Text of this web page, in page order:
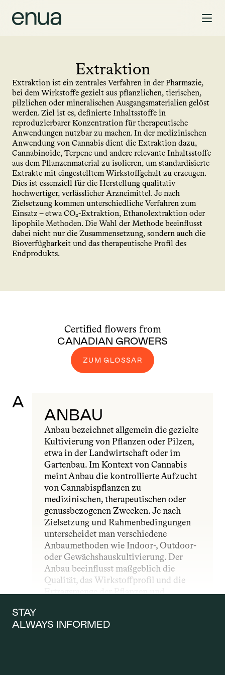
Extraktion
Extraktion ist ein zentrales Verfahren in der Pharmazie,
bei dem Wirkstoffe gezielt aus pflanzlichen, tierischen,
pilzlichen oder mineralischen Ausgangsmaterialien gelöst
werden. Ziel ist es, definierte Inhaltsstoffe in
reproduzierbarer Konzentration für therapeutische
Anwendungen nutzbar zu machen. In der medizinischen
Anwendung von Cannabis dient die Extraktion dazu,
Cannabinoide, Terpene und andere relevante Inhaltsstoffe
aus dem Pflanzenmaterial zu isolieren, um standardisierte
Extrakte mit eingestelltem Wirkstoffgehalt zu erzeugen.
Dies ist essenziell für die Herstellung qualitativ
hochwertiger, verlässlicher Arzneimittel. Je nach
Zielsetzung kommen unterschiedliche Verfahren zum
Einsatz – etwa CO₂-Extraktion, Ethanolextraktion oder
lipophile Methoden. Die Wahl der Methode beeinflusst
dabei nicht nur die Zusammensetzung, sondern auch die
Bioverfügbarkeit und das therapeutische Profil des
Endprodukts.
Certified flowers from
CANADIAN GROWERS
ZUM GLOSSAR
A
ANBAU
Anbau bezeichnet allgemein die gezielte
Kultivierung von Pflanzen oder Pilzen,
etwa in der Landwirtschaft oder im
Gartenbau. Im Kontext von Cannabis
meint Anbau die kontrollierte Aufzucht
von Cannabispflanzen zu
medizinischen, therapeutischen oder
genussbezogenen Zwecken. Je nach
Zielsetzung und Rahmenbedingungen
unterscheidet man verschiedene
Anbaumethoden wie Indoor-, Outdoor-
oder Gewächshauskultivierung. Der
Anbau beeinflusst maßgeblich die
Qualität, das Wirkstoffprofil und die
Ertragsmenge der Pflanzen und
gesetzlichen und qualitativen Vorgaben.
STAY
ALWAYS INFORMED